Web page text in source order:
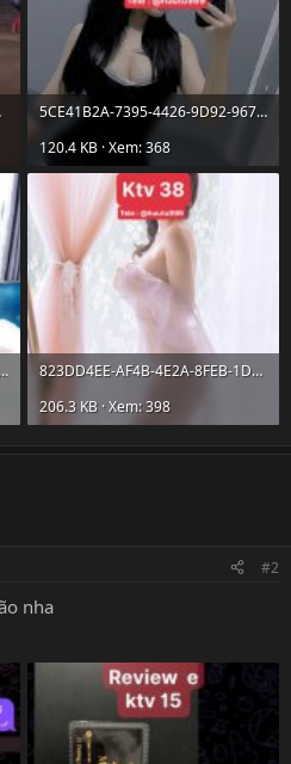
5CE41B2A-7395-4426-9D92-9677C0380FA6.jpeg
120.4 KB · Xem: 368
843696C6-16DF-4C3A-9644-86A6A3B37D84.jpeg
823DD4EE-AF4B-4E2A-8FEB-1D24CFD154E4.jpeg
206.3 KB · Xem: 398
#2
nha